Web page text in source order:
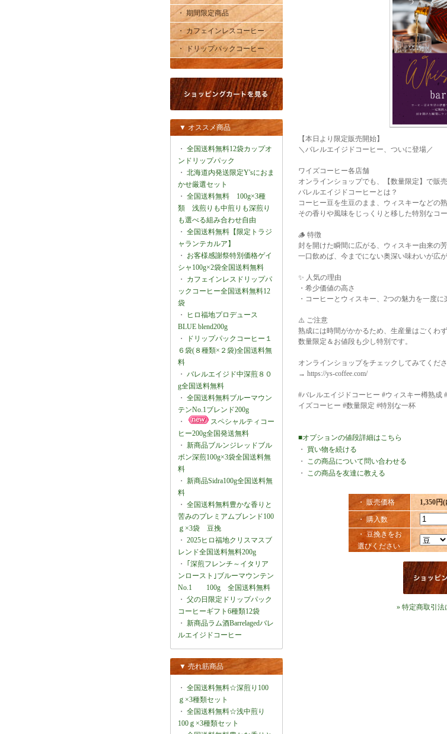
・ 期間限定商品
・ カフェインレスコーヒー
・ ドリップパックコーヒー
▼ オススメ商品
・ 全国送料無料12袋カップオ
ンドリップパック
・ 北海道内発送限定Y'sにおま
かせ厳選セット
・ 全国送料無料 100g×3種
類 浅煎りも中煎りも深煎り
も選べる組み合わせ自由
・ 全国送料無料【限定トラジ
ャランテカルア】
・ お客様感謝祭特別価格ゲイ
シャ100g×2袋全国送料無料
・ カフェインレスドリップパ
ックコーヒー全国送料無料12
袋
・
ヒロ福地プロデュース
BLUE blend200g
・
ドリップパックコーヒー１
６袋(８種類×２袋)全国送料無
料
・ バレルエイジド中深煎８０
g全国送料無料
・ 全国送料無料ブルーマウン
テンNo.1ブレンド200g
・
スペシャルティコー
ヒー200g全国発送無料
・ 新商品ブルンジレッドブル
ボン深煎100g×3袋全国送料無
料
・ 新商品Sidra100g全国送料無
料
・ 全国送料無料豊かな香りと
苦みのプレミアムブレンド100
ｇ×3袋 豆挽
・ 2025ヒロ福地クリスマスブ
レンド全国送料無料200g
・ ｢深煎フレンチ～イタリア
ンロースト｣ブルーマウンテン
No.1 100g 全国送料無料
・ 父の日限定ドリップパック
コーヒーギフト6種類12袋
・ 新商品ラム酒Barrelagedバレ
ルエイジドコーヒー
▼ 売れ筋商品
・ 全国送料無料☆深煎り100
ｇ×3種類セット
・ 全国送料無料☆浅中煎り
100ｇ×3種類セット
【本日より限定販売開始】
＼バレルエイジドコーヒー、ついに登場／
ワイズコーヒー各店舗
オンラインショップでも、【数量限定】で販
バレルエイジドコーヒーとは？
コーヒー豆を生豆のまま、ウィスキーなどの
その香りや風味をじっくりと移した特別なコー
🪵 特徴
封を開けた瞬間に広がる、ウィスキー由来の芳
一口飲めば、今までにない奥深い味わいが広が
✨ 人気の理由
・希少価値の高さ
・コーヒーとウィスキー、2つの魅力を一度
⚠️ ご注意
熟成には時間がかかるため、生産量はごくわず
数量限定＆お値段も少し特別です。
オンラインショップをチェックしてみてくだ
→ https://ys-coffee.com/
#バレルエイジドコーヒー #ウィスキー樽熟成
イズコーヒー #数量限定 #特別な一杯
■オプションの値段詳細はこちら
・ 買い物を続ける
・ この商品について問い合わせる
・ この商品を友達に教える
・ 販売価格 1,350円
・ 購入数
・ 豆挽きをお
選びください
» 特定商取引